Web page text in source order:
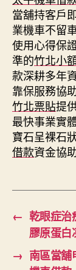
當舖持客戶
業機車不留
使用心得保
準的竹北小
款深耕多年
靠保服務協
竹北票貼提
最快事業實
寶石呈裸石
借款資金協
← 乾眼症治
膠原蛋白
→ 南區當舖